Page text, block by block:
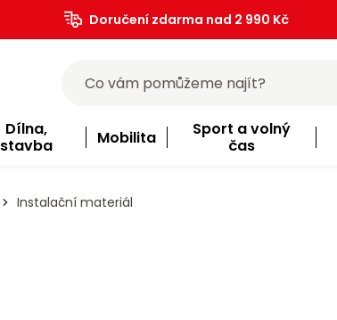
Doručení zdarma nad 2 990 Kč
Dílna,
stavba
Mobilita
Sport a volný
čas
Instalační materiál